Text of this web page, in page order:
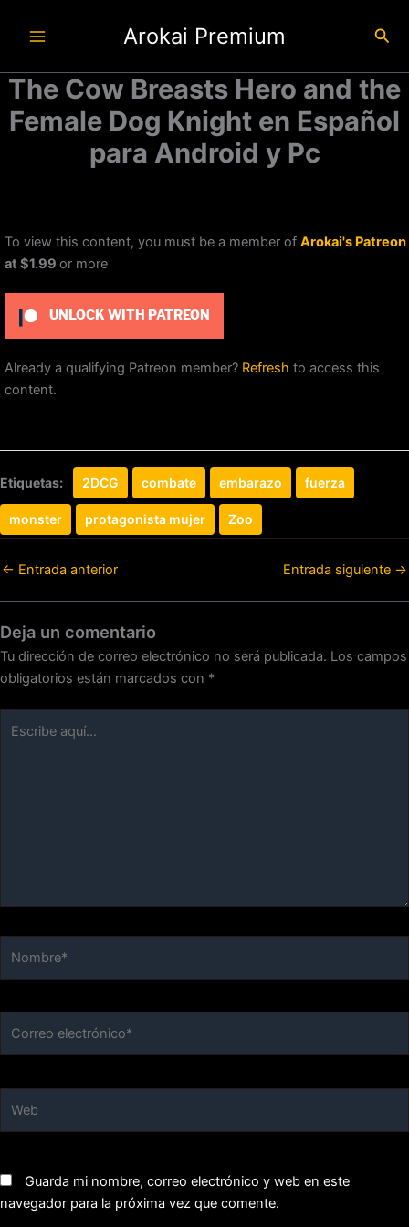
Arokai Premium
The Cow Breasts Hero and the
Female Dog Knight en Español
para Android y Pc
To view this content, you must be a member of Arokai's Patreon
at $1.99 or more
UNLOCK WITH PATREON
Already a qualifying Patreon member? Refresh to access this
content.
Etiquetas: 2DCG combate embarazo fuerza
monster protagonista mujer Zoo
← Entrada anterior Entrada siguiente →
Deja un comentario
Tu dirección de correo electrónico no será publicada. Los campos
obligatorios están marcados con *
aquí...
Guarda mi nombre, correo electrónico y web en este
navegador para la próxima vez que comente.